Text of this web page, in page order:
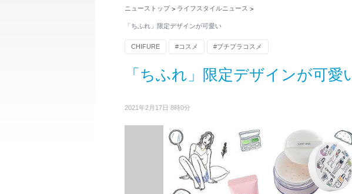
ニューストップ > ライフスタイルニュース >
「ちふれ」限定デザインが可愛い
CHIFURE #コスメ #プチプラコスメ
「ちふれ」限定デザインが可愛
2021年2月17日 8時0分